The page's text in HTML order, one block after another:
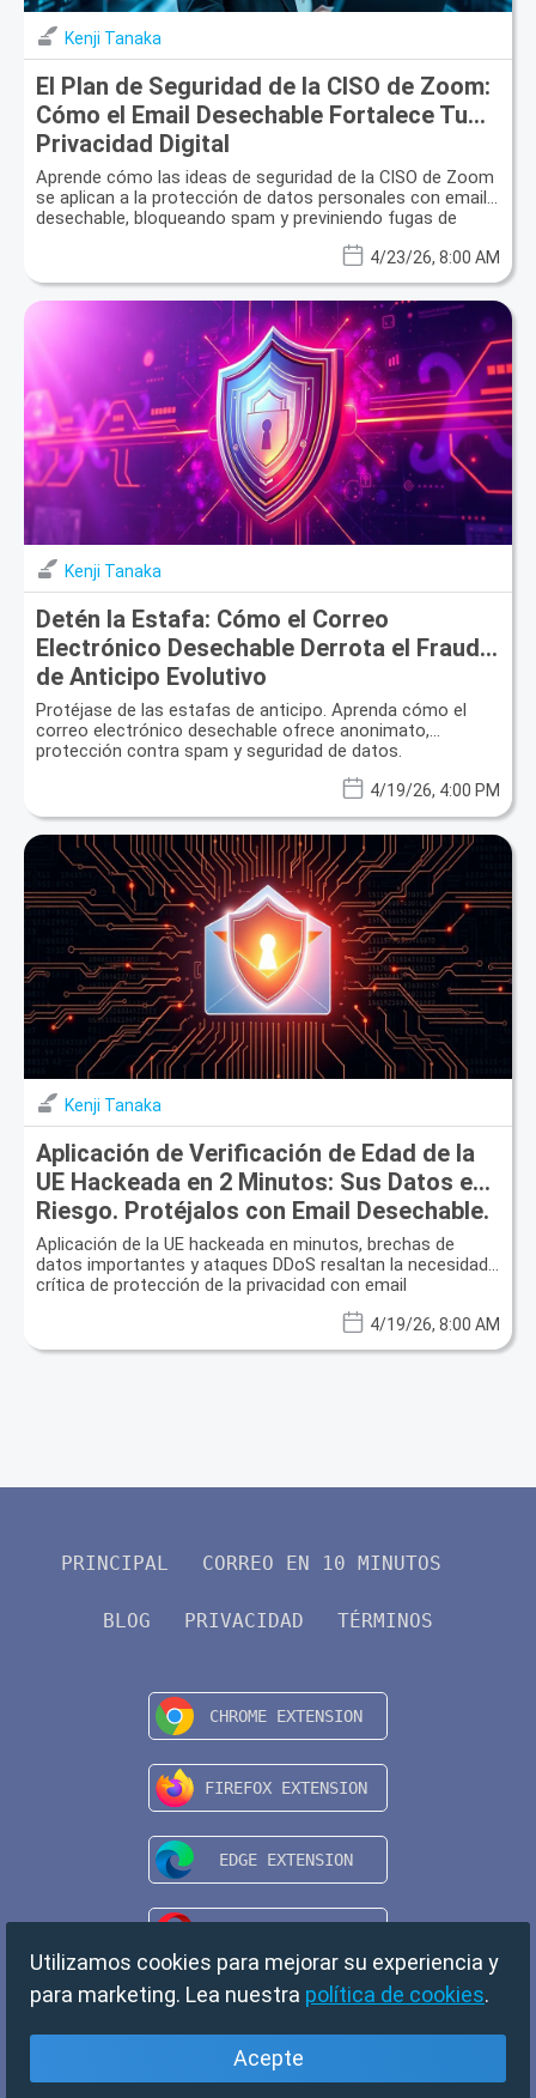
Kenji Tanaka
El Plan de Seguridad de la CISO de Zoom:
Cómo el Email Desechable Fortalece Tu
Privacidad Digital
Aprende cómo las ideas de seguridad de la CISO de Zoom
se aplican a la protección de datos personales con email
desechable, bloqueando spam y previniendo fugas de
4/23/26, 8:00 AM
Kenji Tanaka
Detén la Estafa: Cómo el Correo
Electrónico Desechable Derrota el Fraude
de Anticipo Evolutivo
Protéjase de las estafas de anticipo. Aprenda cómo el
correo electrónico desechable ofrece anonimato,
protección contra spam y seguridad de datos.
4/19/26, 4:00 PM
Kenji Tanaka
Aplicación de Verificación de Edad de la
UE Hackeada en 2 Minutos: Sus Datos en
Riesgo. Protéjalos con Email Desechable.
Aplicación de la UE hackeada en minutos, brechas de
datos importantes y ataques DDoS resaltan la necesidad
crítica de protección de la privacidad con email
4/19/26, 8:00 AM
PRINCIPAL CORREO EN 10 MINUTOS
BLOG PRIVACIDAD TÉRMINOS
Utilizamos cookies para mejorar su experiencia y
para marketing. Lea nuestra política de cookies.
Acepte